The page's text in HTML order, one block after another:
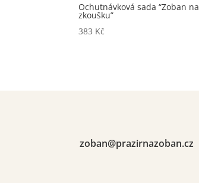
Ochutnávková sada “Zoban na
zkoušku”
383 Kč
zoban@prazirnazoban.cz